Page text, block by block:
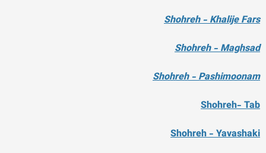
Shohreh - Khalije Fars
Shohreh - Maghsad
Shohreh - Pashimoonam
Shohreh- Tab
Shohreh - Yavashaki